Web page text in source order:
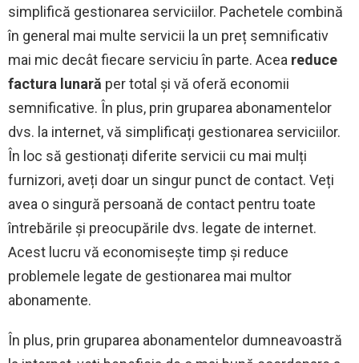
simplifică gestionarea serviciilor. Pachetele combină
în general mai multe servicii la un preț semnificativ
mai mic decât fiecare serviciu în parte. Acea reduce
factura lunară per total și vă oferă economii
semnificative. În plus, prin gruparea abonamentelor
dvs. la internet, vă simplificați gestionarea serviciilor.
În loc să gestionați diferite servicii cu mai mulți
furnizori, aveți doar un singur punct de contact. Veți
avea o singură persoană de contact pentru toate
întrebările și preocupările dvs. legate de internet.
Acest lucru vă economisește timp și reduce
problemele legate de gestionarea mai multor
abonamente.
În plus, prin gruparea abonamentelor dumneavoastră